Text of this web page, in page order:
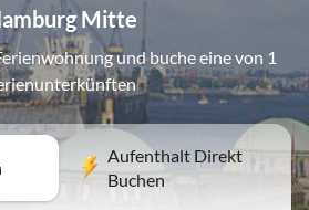
Mitte
und buche eine von 1
Aufenthalt Direkt
Buchen